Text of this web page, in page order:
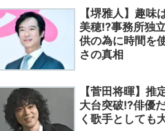
【堺雅人】趣味
美穂!?事務所独
供の為に時間を
さの真相
【菅田将暉】推
大台突破!?俳優
く歌手としても